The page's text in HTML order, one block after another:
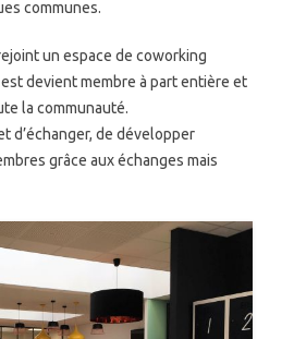
communes.
un espace de coworking
devient membre à part entière et
la communauté.
d’échanger, de développer
grâce aux échanges mais